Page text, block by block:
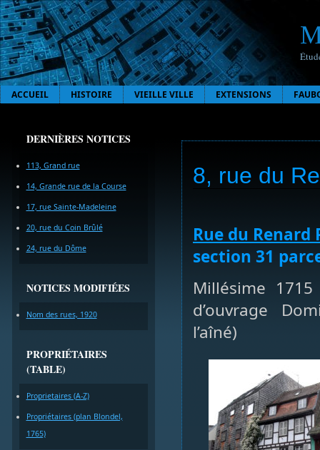
ACCUEIL HISTOIRE VIEILLE VILLE EXTENSIONS
DERNIÈRES NOTICES
113, Grand rue
14, Grande rue de la Course
17, rue Sainte-Madeleine
20, rue du Coin Brûlé
24, rue du Dôme
NOTICES MODIFIÉES
Nom des rues, 1920
PROPRIÉTAIRES
(TABLE)
Proprietaires (A-Z)
Propriétaires (plan Blondel,
1765)
8, rue du
Rue du Renard
section 31
Millésime
d’ouvrage
l’aîné)